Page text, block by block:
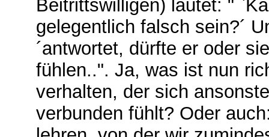
Beitrittswilligen) lautet: "
gelegentlich falsch sein?´
´antwortet, dürfte er oder
fühlen..". Ja, was ist nun
verhalten, der sich
verbunden fühlt? Oder